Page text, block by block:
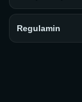
Regulamin